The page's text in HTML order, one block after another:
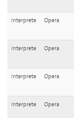
Interprete Opera
Interprete Opera
Interprete Opera
Interprete Opera